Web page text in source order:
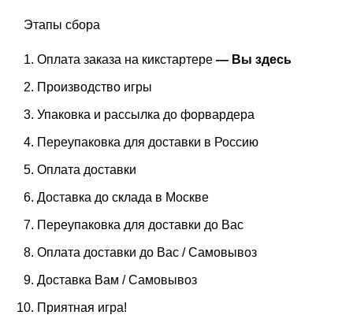
Этапы сбора
Оплата заказа на кикстартере — Вы здесь
Производство игры
Упаковка и рассылка до форвардера
Переупаковка для доставки в Россию
Оплата доставки
Доставка до склада в Москве
Переупаковка для доставки до Вас
Оплата доставки до Вас / Самовывоз
Доставка Вам / Самовывоз
Приятная игра!